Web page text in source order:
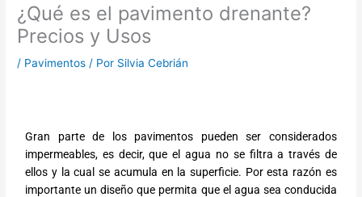
¿Qué es el pavimento drenante?
Precios y Usos
/ Pavimentos / Por Silvia Cebrián
Gran parte de los pavimentos pueden ser considerados
impermeables, es decir, que el agua no se filtra a través de
ellos y la cual se acumula en la superficie. Por esta razón es
importante un diseño que permita que el agua sea conducida